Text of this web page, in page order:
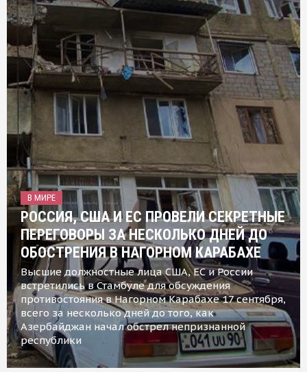
В МИРЕ
РОССИЯ, США И ЕС ПРОВЕЛИ СЕКРЕТНЫЕ
ПЕРЕГОВОРЫ ЗА НЕСКОЛЬКО ДНЕЙ ДО
ОБОСТРЕНИЯ В НАГОРНОМ КАРАБАХЕ
Высшие должностные лица США, ЕС и России
встретились в Стамбуле для обсуждения
противостояния в Нагорном Карабахе 17 сентября,
всего за несколько дней до того, как
Азербайджан начал обстрел непризнанной
республики